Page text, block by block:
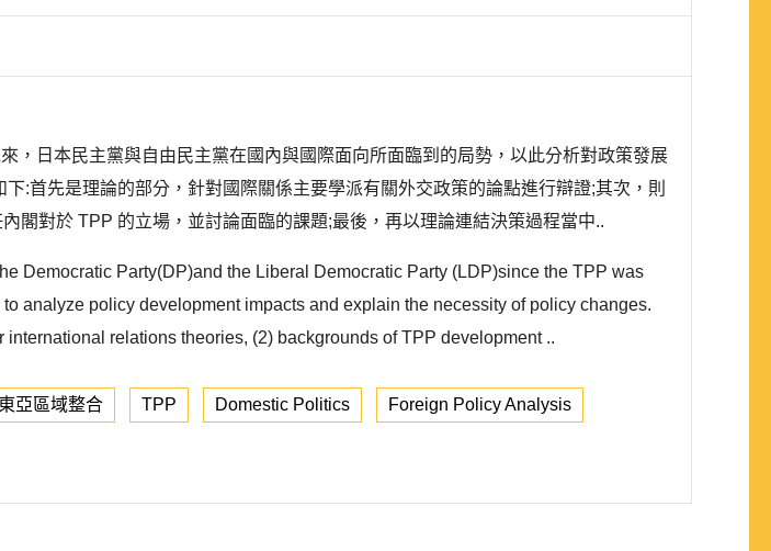
，日本民主黨與自由民主黨在國內與國際面向所面臨到的局勢，以此分析對政策發展
:首先是理論的部分，針對國際關係主要學派有關外交政策的論點進行辯證;其次，則
閣對於 TPP 的立場，並討論面臨的課題;最後，再以理論連結決策過程當中..
Democratic Party(DP)and the Liberal Democratic Party (LDP)since the TPP was
analyze policy development impacts and explain the necessity of policy changes.
relations theories, (2) backgrounds of TPP development ..
東亞區域整合 TPP Domestic Politics Foreign Policy Analysis